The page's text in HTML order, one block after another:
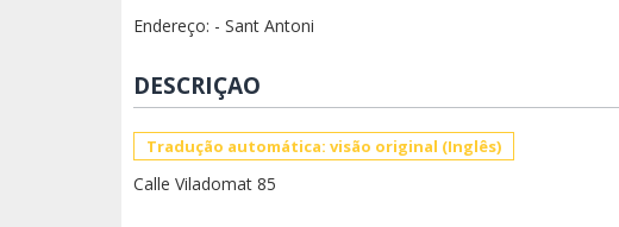
Endereço: - Sant Antoni
DESCRIÇAO
Tradução automática: visão original (Inglês)
Calle Viladomat 85